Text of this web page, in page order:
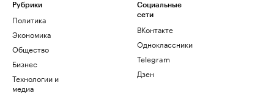
Рубрики
Политика
Экономика
Общество
Бизнес
Технологии и
медиа
Социальные
сети
ВКонтакте
Одноклассники
Telegram
Дзен